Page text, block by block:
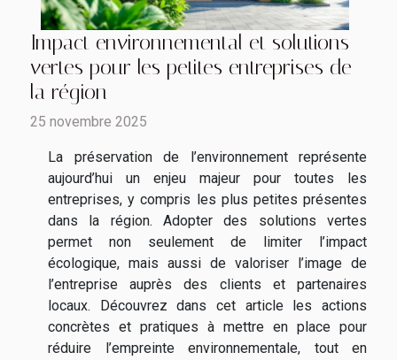
Impact environnemental et solutions
vertes pour les petites entreprises de
la région
25 novembre 2025
La préservation de l’environnement représente
aujourd’hui un enjeu majeur pour toutes les
entreprises, y compris les plus petites présentes
dans la région. Adopter des solutions vertes
permet non seulement de limiter l’impact
écologique, mais aussi de valoriser l’image de
l’entreprise auprès des clients et partenaires
locaux. Découvrez dans cet article les actions
concrètes et pratiques à mettre en place pour
réduire l’empreinte environnementale, tout en